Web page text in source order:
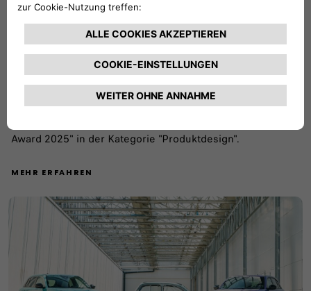
Fiat Grande Panda erhält renommierte Design-
Auszeichnung "Red Dot Award"
Award 2025" in der Kategorie "Produktdesign".
MEHR ERFAHREN